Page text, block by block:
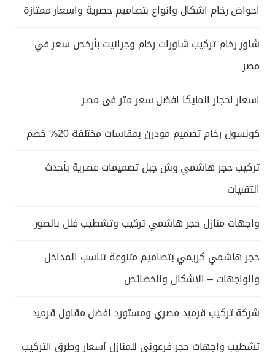
احواض رخام اشكال وانواع بتصاميم حصرية واسعار ممتازة
شاور رخام تركيب شاورات رخام وجرانيت بأرخص سعر في
مصر
اسعار احجار المايكا افضل سعر متر فى مصر
كونسول رخام تصميم مودرن بمقاسات مختلفة 20% خصم
تركيب حجر هاشمي وش جبل تصميمات عصرية بأحدث
التقنيات
واجهات منازل حجر هاشمي تركيب وتشطيب فلل بالصور
حجر هاشمي كريمي بتصاميم متنوعة تناسب المداخل
والواجهات – الاشكال والخصائص
شركة تركيب قرميد مصري ومستورد افضل مقاول قرميد
تشطيب واجهات حجر فرعونى للمنازل أسعار وطرق التركيب